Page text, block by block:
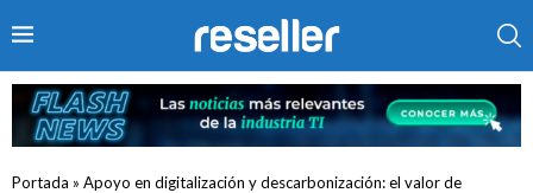
Portada » Apoyo en digitalización y descarbonización: el valor de